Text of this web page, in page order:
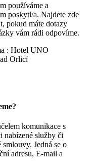
používáme a
poskytl/a. Najdete zde
pokud máte dotazy
vám rádi odpovíme.
: Hotel UNO
Orlicí
komunikace s
nabízené služby či
Jedná se o
adresu, E-mail a